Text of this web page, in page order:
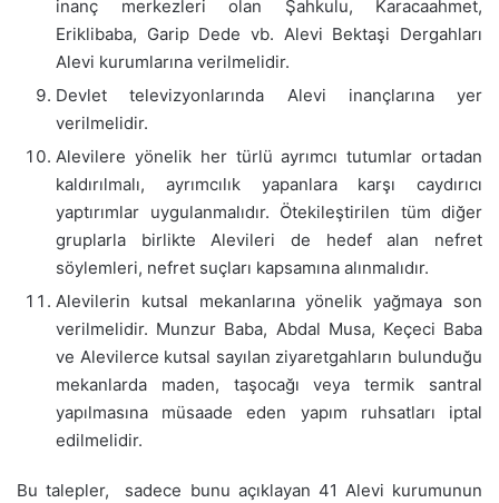
inanç merkezleri olan Şahkulu, Karacaahmet,
Eriklibaba, Garip Dede vb. Alevi Bektaşi Dergahları
Alevi kurumlarına verilmelidir.
Devlet televizyonlarında Alevi inançlarına yer
verilmelidir.
Alevilere yönelik her türlü ayrımcı tutumlar ortadan
kaldırılmalı, ayrımcılık yapanlara karşı caydırıcı
yaptırımlar uygulanmalıdır. Ötekileştirilen tüm diğer
gruplarla birlikte Alevileri de hedef alan nefret
söylemleri, nefret suçları kapsamına alınmalıdır.
Alevilerin kutsal mekanlarına yönelik yağmaya son
verilmelidir. Munzur Baba, Abdal Musa, Keçeci Baba
ve Alevilerce kutsal sayılan ziyaretgahların bulunduğu
mekanlarda maden, taşocağı veya termik santral
yapılmasına müsaade eden yapım ruhsatları iptal
edilmelidir.
Bu talepler, sadece bunu açıklayan 41 Alevi kurumunun